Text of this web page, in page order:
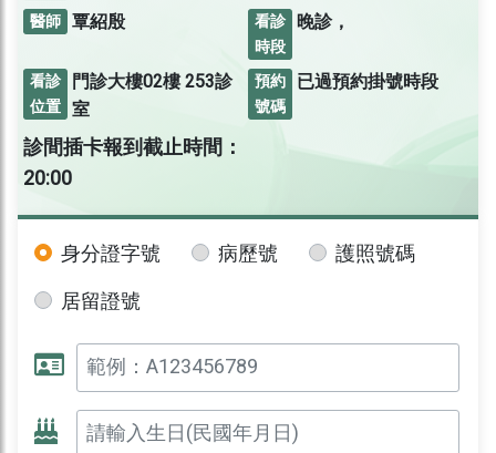
醫師 覃紹殷
看診
時段
晚診，
看診
位置
門診大樓02樓253診
室
預約
號碼
已過預約掛號時段
診間插卡報到截止時間：
20:00
身分證字號 病歷號
護照號碼
居留證號